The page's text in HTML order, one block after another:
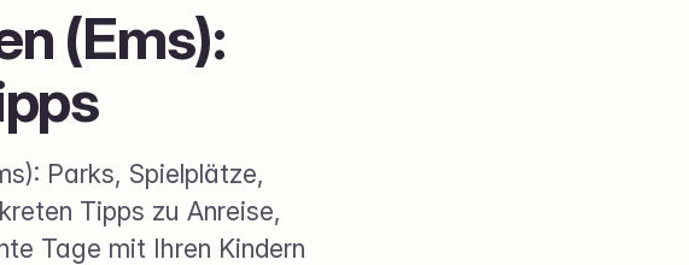
(Ems):
Parks, Spielplätze,
Tipps zu Anreise,
Tage mit Ihren Kindern